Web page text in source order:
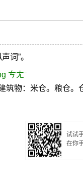
词”。
ㄘㄤˉ
物：米仓。粮仓。
试试
在你